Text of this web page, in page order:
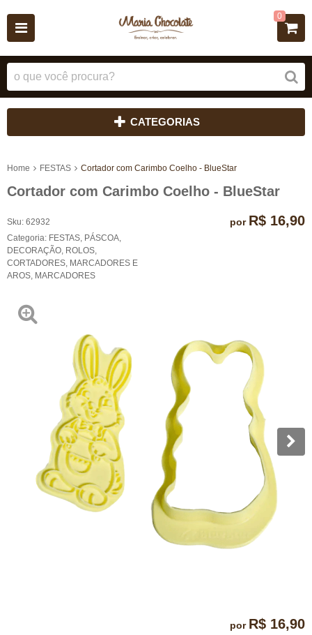
0
CATEGORIAS
Home FESTAS Cortador com Carimbo Coelho - BlueStar
Cortador com Carimbo Coelho - BlueStar
Sku: 62932
Categoria: FESTAS PÁSCOA
DECORAÇÃO ROLOS,
CORTADORES, MARCADORES E
AROS MARCADORES
por R$ 16,90
por R$ 16,90